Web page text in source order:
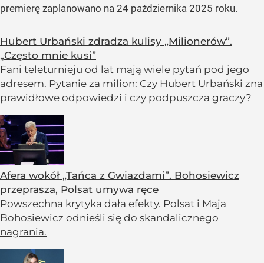
premierę zaplanowano na 24 października 2025 roku.
Hubert Urbański zdradza kulisy „Milionerów”.
„Często mnie kusi”
Fani teleturnieju od lat mają wiele pytań pod jego
adresem. Pytanie za milion: Czy Hubert Urbański zna
prawidłowe odpowiedzi i czy podpuszcza graczy?
Afera wokół „Tańca z Gwiazdami”. Bohosiewicz
przeprasza, Polsat umywa ręce
Powszechna krytyka dała efekty. Polsat i Maja
Bohosiewicz odnieśli się do skandalicznego
nagrania.